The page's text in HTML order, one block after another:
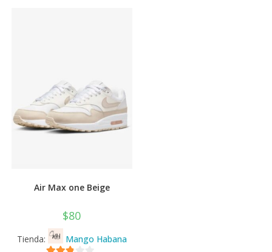
Air Max one Beige
$80
Tienda: Mango Habana